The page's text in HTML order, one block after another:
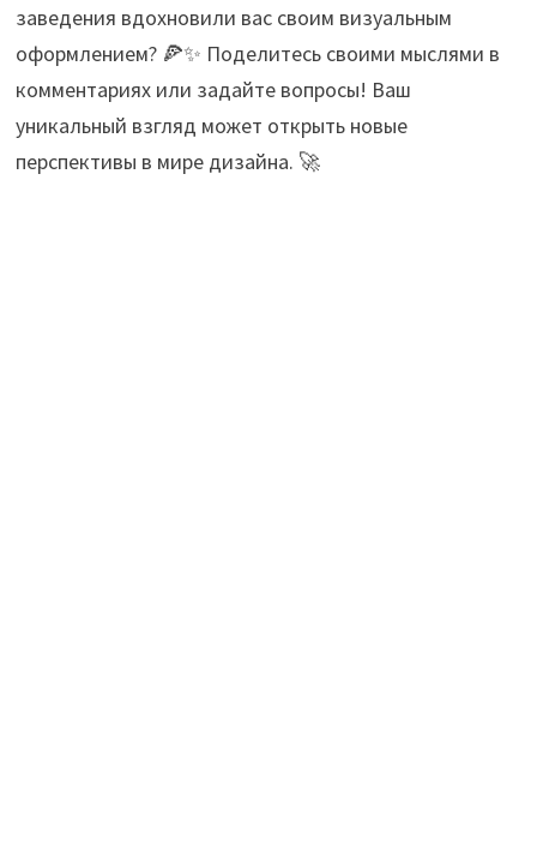
заведения вдохновили вас своим визуальным
оформлением? 🍕✨ Поделитесь своими мыслями в
комментариях или задайте вопросы! Ваш
уникальный взгляд может открыть новые
перспективы в мире дизайна. 🚀